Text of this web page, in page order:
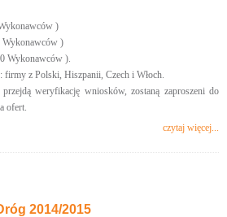
)
)
Wykonawców ).
firmy z Polski, Hiszpanii, Czech i Włoch.
weryfikację wniosków, zostaną zaproszeni do
ofert.
czytaj więcej...
2014/2015